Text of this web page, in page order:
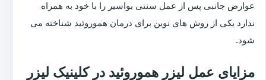
عوارض جانبی پس از عمل سنتی بواسیر را با خود به همراه
ندارد یکی از روش های نوین برای درمان هموروئید شناخته می
شود.
مزایای عمل لیزر هموروئید در کلینیک لیزر